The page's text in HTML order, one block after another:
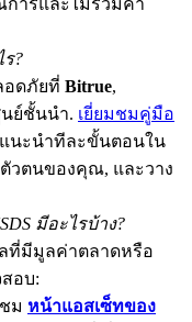
Bonus
ร?
อดภัยที่ Bitrue,
ย์ชั้นนำ. เยี่ยมชมคู่มือ
นะนำทีละขั้นตอนใน
วตนของคุณ, และวาง
มีอะไรบ้าง?
ที่มีมูลค่าตลาดหรือ
อบ:
ม หน้าแอสเซ็ทของ